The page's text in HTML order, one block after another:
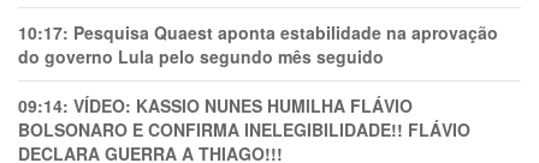
10:17: Pesquisa Quaest aponta estabilidade na aprovação
do governo Lula pelo segundo mês seguido
09:14: VÍDEO: KASSIO NUNES HUMlLHA FLÁVIO
BOLSONARO E CONFIRMA INELEGIBILIDADE!! FLÁVIO
DECLARA GUERRA A THIAGO!!!